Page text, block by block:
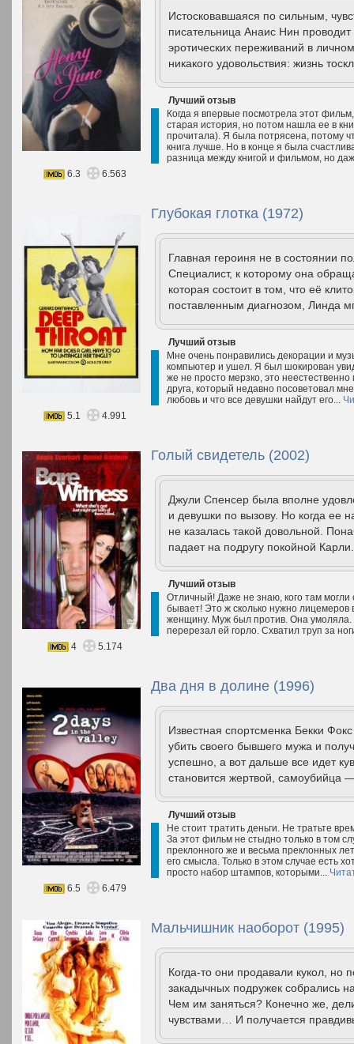
Истосковавшаяся по сильным,
писательница Анаис Нин
эротических переживаний в
никакого удовольствия: жизнь
Лучший отзыв
Когда я впервые посмотрела этот
старая история, но потом нашла ее в
прочитала). Я была потрясена, потому
книга лучше. Но в конце я была
разница между книгой и фильмом, но
6.3
6.563
Глубокая глотка (1972)
Главная героиня не в состоянии
Специалист, к которому она
которая состоит в том, что её
поставленным диагнозом, Линда
Лучший отзыв
Мне очень понравились декорации и
компьютер и ушел. Я был шокирован
же не просто мерзко, это
друга, который недавно посоветовал
любовь и что все девушки найдут его...
5.1
4.991
Голый свидетель (2002)
Джули Спенсер была вполне
и девушки по вызову. Но когда ее
не казалась такой довольной.
падает на подругу покойной
Лучший отзыв
Отличный! Даже не знаю, кого там
бывает! Это ж сколько нужно лицемеров
женщину. Муж был против. Она
перерезал ей горло. Схватил труп за
4
5.174
Два дня в долине (1996)
Известная спортсменка Бекки
убить своего бывшего мужа и
успешно, а вот дальше все идет
становится жертвой, самоубийца
Лучший отзыв
Не стоит тратить деньги. Не тратьте
За этот фильм не стыдно только в том
преклонного же и весьма преклонных
его смысла. Только в этом случае есть
просто набор штампов, которыми...
6.5
6.479
Мальчишник наоборот (1995)
Когда-то они продавали кукол,
закадычных подружек собрались
Чем им заняться? Конечно же,
чувствами… И получается